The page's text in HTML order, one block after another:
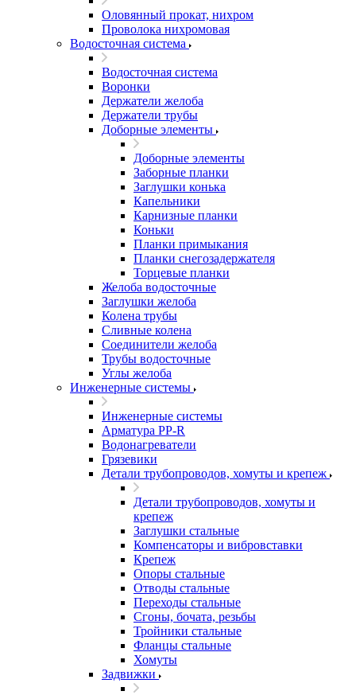
Оловянный прокат, нихром
Проволока нихромовая
Водосточная система
Водосточная система
Воронки
Держатели желоба
Держатели трубы
Доборные элементы
Доборные элементы
Заборные планки
Заглушки конька
Капельники
Карнизные планки
Коньки
Планки примыкания
Планки снегозадержателя
Торцевые планки
Желоба водосточные
Заглушки желоба
Колена трубы
Сливные колена
Соединители желоба
Трубы водосточные
Углы желоба
Инженерные системы
Инженерные системы
Арматура PP-R
Водонагреватели
Грязевики
Детали трубопроводов, хомуты и крепеж
Детали трубопроводов, хомуты и
крепеж
Заглушки стальные
Компенсаторы и вибровставки
Крепеж
Опоры стальные
Отводы стальные
Переходы стальные
Сгоны, бочата, резьбы
Тройники стальные
Фланцы стальные
Хомуты
Задвижки